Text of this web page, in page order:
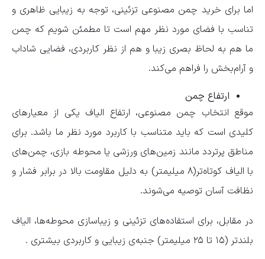
اما برای خرید چمن مصنوعی تزئینی، توجه به زیبایی ظاهری و
تناسب با فضای مورد نظر مهم است تا مطمئن شویم که چمن
ما هم به لحاظ بصری زیبا و هم از نظر کاربردی، فضایی شاداب
و آرام‌بخش را فراهم می‌کند.
ارتفاع چمن
موقع انتخاب چمن مصنوعی، ارتفاع الیاف یکی از معیارهای
کلیدی است که باید متناسب با کاربرد مورد نظر ما باشد. برای
مناطق پرتردد مانند زمین‌های ورزشی یا محوطه بازی، چمن‌های
با الیاف کوتاه‌تر(۸ میلیمتر) به دلیل مقاومت بالا در برابر فشار و
نظافت آسان توصیه می‌شوند.
در مقابل، برای استفاده‌های تزئینی و زیباسازی محوطه‌ها، الیاف
بلندتر (۱۵ تا ۲۵ میلیمتر) جنبه‌ی زیبایی و کاربردی بیشتری .